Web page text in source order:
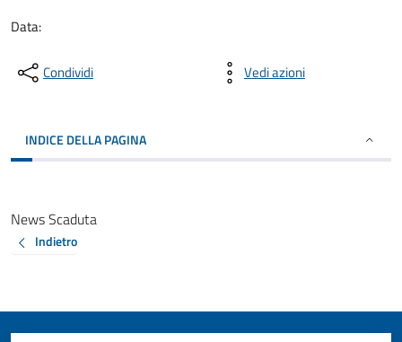
Data:
Condividi Vedi azioni
INDICE DELLA PAGINA
News Scaduta
Indietro